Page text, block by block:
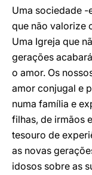
Uma sociedade -
que não valorize
Uma Igreja que
gerações
o amor. Os
amor conjugal e
numa família e
filhas, de irmãos
tesouro de
as novas
idosos sobre as